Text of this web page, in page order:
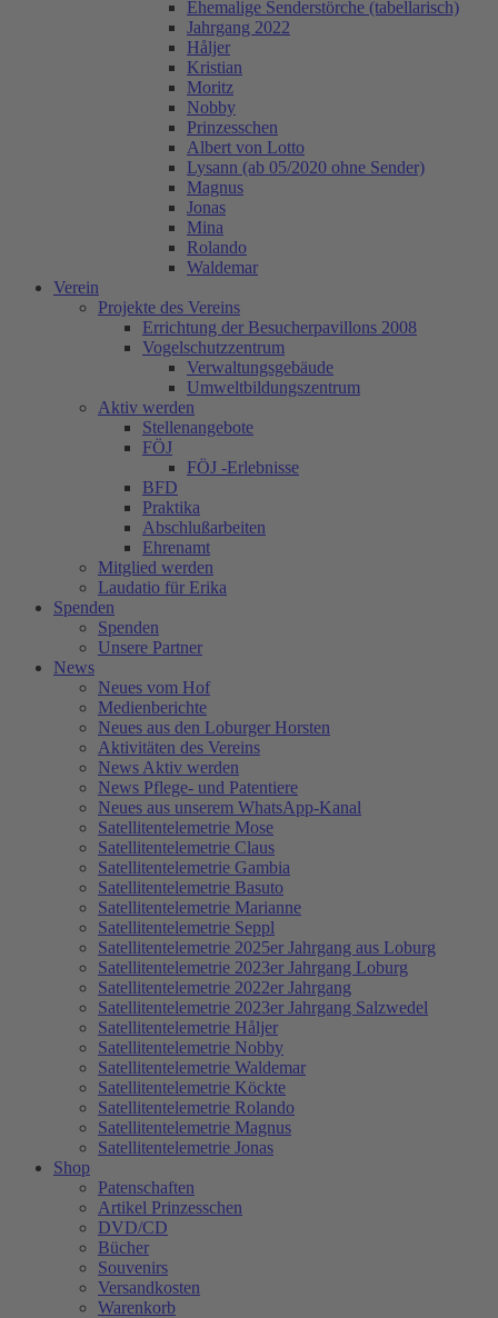
Ehemalige Senderstörche (tabellarisch)
Jahrgang 2022
Håljer
Kristian
Moritz
Nobby
Prinzesschen
Albert von Lotto
Lysann (ab 05/2020 ohne Sender)
Magnus
Jonas
Mina
Rolando
Waldemar
Verein
Projekte des Vereins
Errichtung der Besucherpavillons 2008
Vogelschutzzentrum
Verwaltungsgebäude
Umweltbildungszentrum
Aktiv werden
Stellenangebote
FÖJ
FÖJ -Erlebnisse
BFD
Praktika
Abschlußarbeiten
Ehrenamt
Mitglied werden
Laudatio für Erika
Spenden
Spenden
Unsere Partner
News
Neues vom Hof
Medienberichte
Neues aus den Loburger Horsten
Aktivitäten des Vereins
News Aktiv werden
News Pflege- und Patentiere
Neues aus unserem WhatsApp-Kanal
Satellitentelemetrie Mose
Satellitentelemetrie Claus
Satellitentelemetrie Gambia
Satellitentelemetrie Basuto
Satellitentelemetrie Marianne
Satellitentelemetrie Seppl
Satellitentelemetrie 2025er Jahrgang aus Loburg
Satellitentelemetrie 2023er Jahrgang Loburg
Satellitentelemetrie 2022er Jahrgang
Satellitentelemetrie 2023er Jahrgang Salzwedel
Satellitentelemetrie Håljer
Satellitentelemetrie Nobby
Satellitentelemetrie Waldemar
Satellitentelemetrie Köckte
Satellitentelemetrie Rolando
Satellitentelemetrie Magnus
Satellitentelemetrie Jonas
Shop
Patenschaften
Artikel Prinzesschen
DVD/CD
Bücher
Souvenirs
Versandkosten
Warenkorb